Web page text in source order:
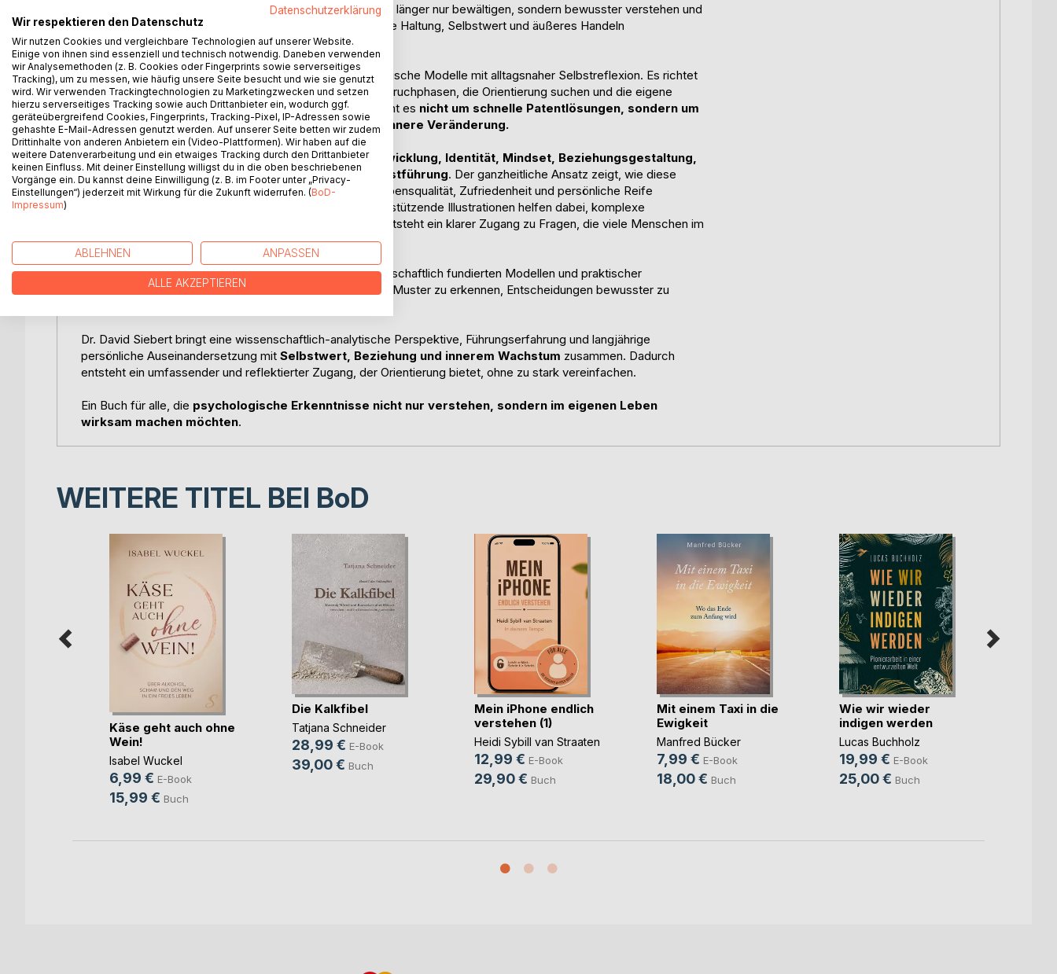
Dieses Sachbuch begleitet Menschen, die ihr Leben nicht länger nur bewältigen, sondern bewusster verstehen und
gestalten möchten. Im Zentrum steht die Frage, wie innere Haltung, Selbstwert und äußeres Handeln
zusammenwirken.
Verständlich und praxisnah verbindet das Buch psychologische Modelle mit alltagsnaher Selbstreflexion. Es richtet
sich an Leser*innen in persönlichen oder beruflichen Umbruchphasen, die Orientierung suchen und die eigene
Entwicklung aktiv in die Hand nehmen möchten. Dabei geht es nicht um schnelle Patentlösungen, sondern um
nachvollziehbare Zusammenhänge und tragfähige innere Veränderung.
Behandelt werden zentrale Themen wieSelbstwertentwicklung, Identität, Mindset, Beziehungsgestaltung,
Kommunikation, Arbeitskontext und bewusste Selbstführung. Der ganzheitliche Ansatz zeigt, wie diese
Bereiche miteinander verbunden sind und gemeinsam Lebensqualität, Zufriedenheit und persönliche Reife
beeinflussen. Ein eigens entwickeltes Modell sowie unterstützende Illustrationen helfen dabei, komplexe
psychologische Prozesse anschaulich zu erfassen. So entsteht ein klarer Zugang zu Fragen, die viele Menschen im
Alltag bewegen.
Die Stärke des Buches liegt in der Verbindung von wissenschaftlich fundierten Modellen und praktischer
Anwendbarkeit. Leser*innen erhalten Impulse, um eigene Muster zu erkennen, Entscheidungen bewusster zu
Dr. David Siebert bringt eine wissenschaftlich-analytische Perspektive, Führungserfahrung und langjährige
persönliche Auseinandersetzung mit Selbstwert, Beziehung und innerem Wachstum zusammen. Dadurch
entsteht ein umfassender und reflektierter Zugang, der Orientierung bietet, ohne zu stark vereinfachen.
Ein Buch für alle, die psychologische Erkenntnisse nicht nur verstehen, sondern im eigenen Leben
wirksam machen möchten.
WEITERE TITEL BEI BoD
Käse geht auch ohne
Wein!
Isabel Wuckel
6,99 € E-Book
15,99 € Buch
Die Kalkfibel
Tatjana Schneider
28,99 € E-Book
39,00 € Buch
Mein iPhone endlich
verstehen (1)
Heidi Sybill van Straaten
12,99 € E-Book
29,90 € Buch
Mit einem Taxi in die
Ewigkeit
Manfred Bücker
7,99 € E-Book
18,00 € Buch
Wie wir wieder
indigen werden
Lucas Buchholz
19,99 € E-Book
25,00 € Buch
Datenschutzerklärung
Wir respektieren den Datenschutz
Wir nutzen Cookies und vergleichbare Technologien auf unserer Website.
Einige von ihnen sind essenziell und technisch notwendig. Daneben verwenden
wir Analysemethoden (z. B. Cookies oder Fingerprints sowie serverseitiges
Tracking), um zu messen, wie häufig unsere Seite besucht und wie sie genutzt
wird. Wir verwenden Trackingtechnologien zu Marketingzwecken und setzen
hierzu serverseitiges Tracking sowie auch Drittanbieter ein, wodurch ggf.
geräteübergreifend Cookies, Fingerprints, Tracking-Pixel, IP-Adressen sowie
gehashte E-Mail-Adressen genutzt werden. Auf unserer Seite betten wir zudem
Drittinhalte von anderen Anbietern ein (Video-Plattformen). Wir haben auf die
weitere Datenverarbeitung und ein etwaiges Tracking durch den Drittanbieter
keinen Einfluss. Mit deiner Einstellung willigst du in die oben beschriebenen
Vorgänge ein. Du kannst deine Einwilligung (z. B. im Footer unter „Privacy-
Einstellungen“) jederzeit mit Wirkung für die Zukunft widerrufen. (BoD-
Impressum)
ABLEHNEN ANPASSEN
ALLE AKZEPTIEREN